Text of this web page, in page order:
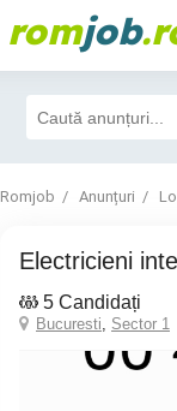
romjob
Romjob Anunțuri
Electricieni
5 Candidați
Bucuresti, Sector 1